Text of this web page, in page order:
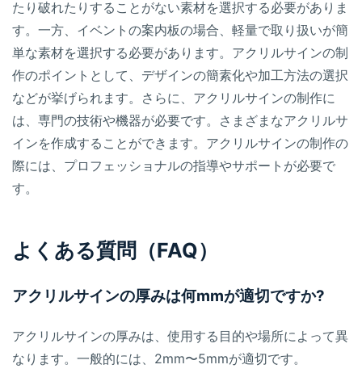
たり破れたりすることがない素材を選択する必要がありま
す。一方、イベントの案内板の場合、軽量で取り扱いが簡
単な素材を選択する必要があります。アクリルサインの制
作のポイントとして、デザインの簡素化や加工方法の選択
などが挙げられます。さらに、アクリルサインの制作に
は、専門の技術や機器が必要です。さまざまなアクリルサ
インを作成することができます。アクリルサインの制作の
際には、プロフェッショナルの指導やサポートが必要で
す。
よくある質問（FAQ）
アクリルサインの厚みは何mmが適切ですか?
アクリルサインの厚みは、使用する目的や場所によって異
なります。一般的には、2mm〜5mmが適切です。